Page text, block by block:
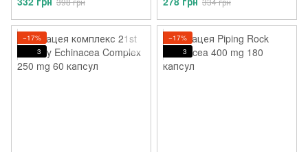
−17%
3
−17%
3